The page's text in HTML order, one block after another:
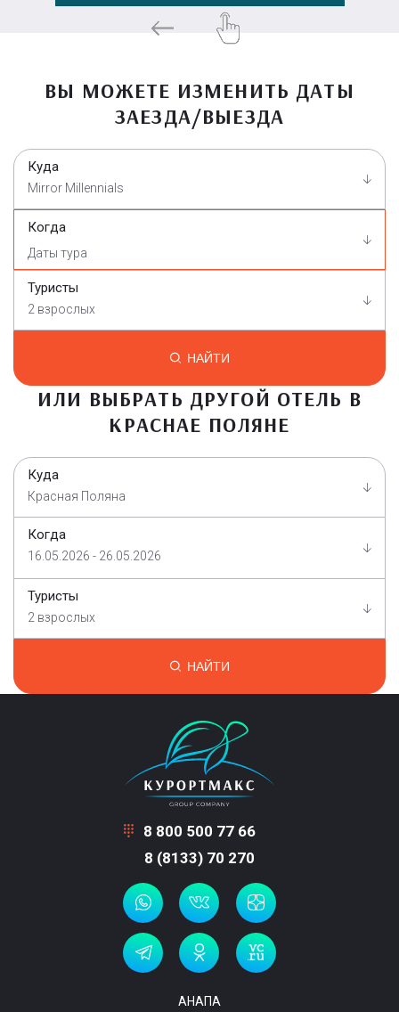
ВЫ МОЖЕТЕ ИЗМЕНИТЬ ДАТЫ
ЗАЕЗДА/ВЫЕЗДА
Куда
Mirror Millennials
Когда
Туристы
2 взрослых
НАЙТИ
ИЛИ ВЫБРАТЬ ДРУГОЙ ОТЕЛЬ В
КРАСНАЕ ПОЛЯНЕ
Куда
Красная Поляна
Когда
16.05.2026 - 26.05.2026
Туристы
2 взрослых
НАЙТИ
8 800 500 77 66
8 (8133) 70 270
АНАПА